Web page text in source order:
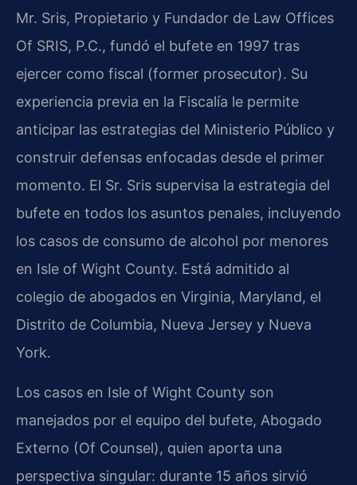
Mr. Sris, Propietario y Fundador de Law Offices
Of SRIS, P.C., fundó el bufete en 1997 tras
ejercer como fiscal (former prosecutor). Su
experiencia previa en la Fiscalía le permite
anticipar las estrategias del Ministerio Público y
construir defensas enfocadas desde el primer
momento. El Sr. Sris supervisa la estrategia del
bufete en todos los asuntos penales, incluyendo
los casos de consumo de alcohol por menores
en Isle of Wight County. Está admitido al
colegio de abogados en Virginia, Maryland, el
Distrito de Columbia, Nueva Jersey y Nueva
York.
Los casos en Isle of Wight County son
manejados por el equipo del bufete, Abogado
Externo (Of Counsel), quien aporta una
perspectiva singular: durante 15 años sirvió